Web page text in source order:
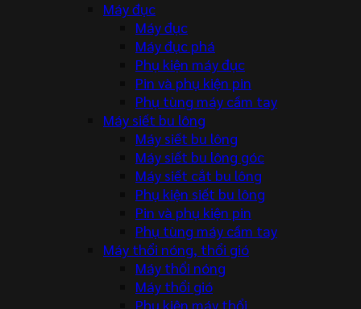
Máy đục
Máy đục
Máy đục phá
Phụ kiện máy đục
Pin và phụ kiện pin
Phụ tùng máy cầm tay
Máy siết bu lông
Máy siết bu lông
Máy siết bu lông góc
Máy siết cắt bu lông
Phụ kiện siết bu lông
Pin và phụ kiện pin
Phụ tùng máy cầm tay
Máy thổi nóng, thổi gió
Máy thổi nóng
Máy thổi gió
Phụ kiện máy thổi